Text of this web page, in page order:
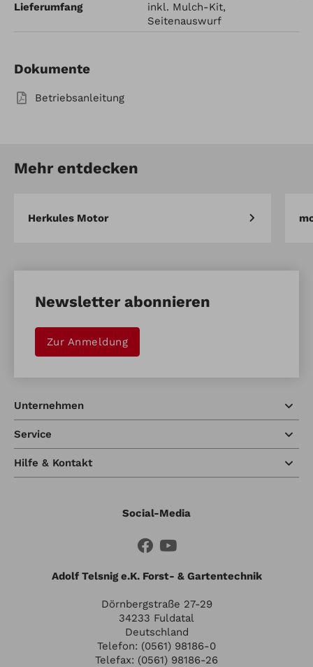
Lieferumfang
inkl. Mulch-Kit,
Seitenauswurf
Dokumente
Betriebsanleitung
Mehr entdecken
Herkules Motor
Newsletter abonnieren
Zur Anmeldung
Unternehmen
Service
Hilfe & Kontakt
Social-Media
Adolf Telsnig e.K. Forst- & Gartentechnik
Dörnbergstraße 27-29
34233 Fuldatal
Deutschland
Telefon: (0561) 98186-0
Telefax: (0561) 98186-26